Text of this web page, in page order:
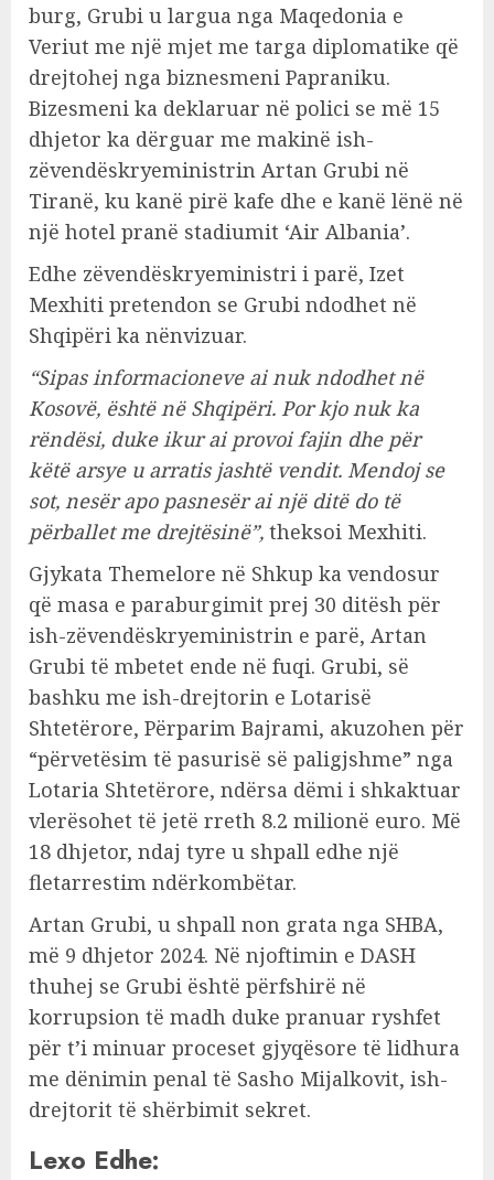
burg, Grubi u largua nga Maqedonia e
Veriut me një mjet me targa diplomatike që
drejtohej nga biznesmeni Papraniku.
Bizesmeni ka deklaruar në polici se më 15
dhjetor ka dërguar me makinë ish-
zëvendëskryeministrin Artan Grubi në
Tiranë, ku kanë pirë kafe dhe e kanë lënë në
një hotel pranë stadiumit ‘Air Albania’.
Edhe zëvendëskryeministri i parë, Izet
Mexhiti pretendon se Grubi ndodhet në
Shqipëri ka nënvizuar.
“Sipas informacioneve ai nuk ndodhet në
Kosovë, është në Shqipëri. Por kjo nuk ka
rëndësi, duke ikur ai provoi fajin dhe për
këtë arsye u arratis jashtë vendit. Mendoj se
sot, nesër apo pasnesër ai një ditë do të
përballet me drejtësinë”, theksoi Mexhiti.
Gjykata Themelore në Shkup ka vendosur
që masa e paraburgimit prej 30 ditësh për
ish-zëvendëskryeministrin e parë, Artan
Grubi të mbetet ende në fuqi. Grubi, së
bashku me ish-drejtorin e Lotarisë
Shtetërore, Përparim Bajrami, akuzohen për
“përvetësim të pasurisë së paligjshme” nga
Lotaria Shtetërore, ndërsa dëmi i shkaktuar
vlerësohet të jetë rreth 8.2 milionë euro. Më
18 dhjetor, ndaj tyre u shpall edhe një
fletarrestim ndërkombëtar.
Artan Grubi, u shpall non grata nga SHBA,
më 9 dhjetor 2024. Në njoftimin e DASH
thuhej se Grubi është përfshirë në
korrupsion të madh duke pranuar ryshfet
për t’i minuar proceset gjyqësore të lidhura
me dënimin penal të Sasho Mijalkovit, ish-
drejtorit të shërbimit sekret.
Lexo Edhe: